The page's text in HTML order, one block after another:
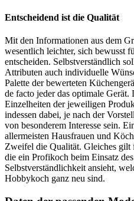
Entscheidend ist die Qualität
Mit den Informationen aus dem
wesentlich leichter, sich bewusst
entscheiden. Selbstverständlich
Attributen auch individuelle
Palette der bewerteten
de facto jeder das optimale
Einzelheiten der jeweiligen
indessen dabei, je nach der
von besonderem Interesse sein.
allermeisten Hausfrauen und
Zweifel die Qualität. Gleiches
die ein Profikoch beim Einsatz
Selbstverständlichkeit ansieht,
Hobbykoch ganz neu sind.